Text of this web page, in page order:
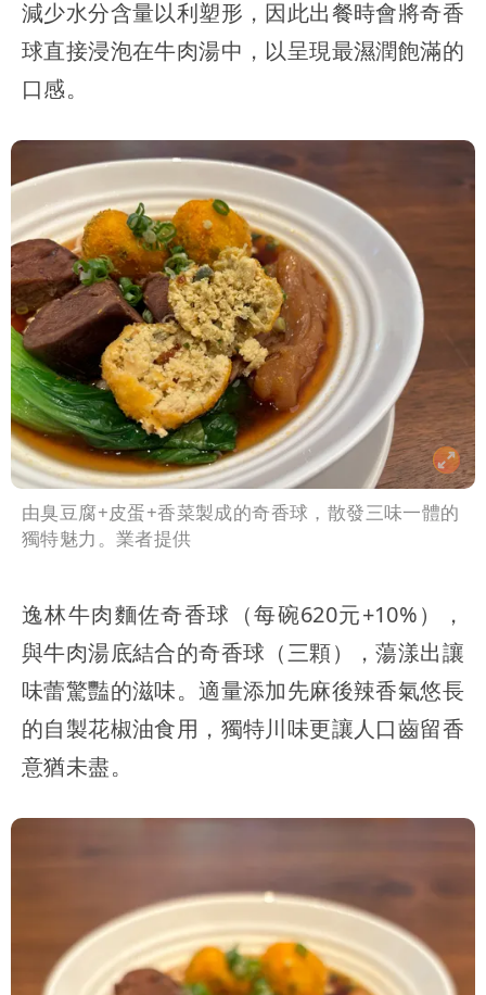
減少水分含量以利塑形，因此出餐時會將奇香
球直接浸泡在牛肉湯中，以呈現最濕潤飽滿的
口感。
由臭豆腐+皮蛋+香菜製成的奇香球，散發三味一體的
獨特魅力。業者提供
逸林牛肉麵佐奇香球（每碗620元+10%），
與牛肉湯底結合的奇香球（三顆），蕩漾出讓
味蕾驚豔的滋味。適量添加先麻後辣香氣悠長
的自製花椒油食用，獨特川味更讓人口齒留香
意猶未盡。